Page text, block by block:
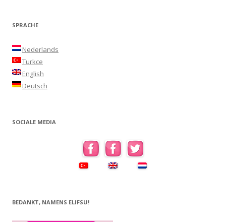
SPRACHE
Nederlands
Turkce
English
Deutsch
SOCIALE MEDIA
BEDANKT, NAMENS ELIFSU!